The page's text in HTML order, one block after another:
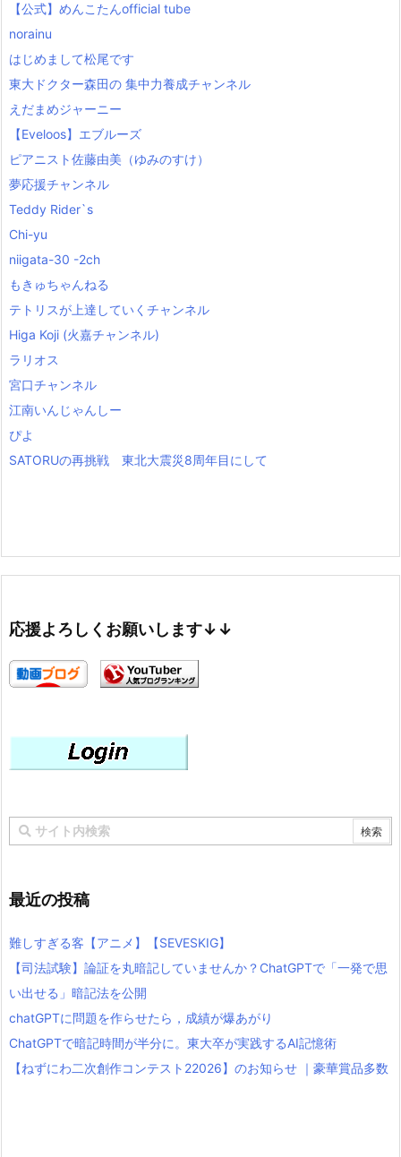
【公式】めんこたんofficial tube
norainu
はじめまして松尾です
東大ドクター森田の 集中力養成チャンネル
えだまめジャーニー
【Eveloos】エブルーズ
ピアニスト佐藤由美（ゆみのすけ）
夢応援チャンネル
Teddy Rider`s
Chi-yu
niigata-30 -2ch
もきゅちゃんねる
テトリスが上達していくチャンネル
Higa Koji (火嘉チャンネル)
ラリオス
宮口チャンネル
江南いんじゃんしー
ぴよ
SATORUの再挑戦 東北大震災8周年目にして
応援よろしくお願いします↓↓
最近の投稿
難しすぎる客【アニメ】【SEVESKIG】
【司法試験】論証を丸暗記していませんか？ChatGPTで「一発で思
い出せる」暗記法を公開
chatGPTに問題を作らせたら，成績が爆あがり
ChatGPTで暗記時間が半分に。東大卒が実践するAI記憶術
【ねずにわ二次創作コンテスト22026】のお知らせ ｜豪華賞品多数